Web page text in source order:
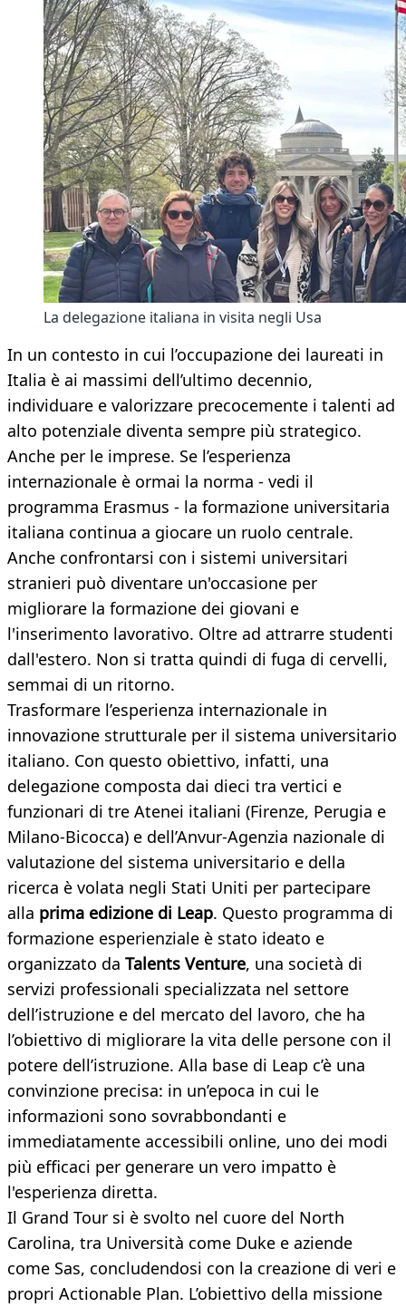
La delegazione italiana in visita negli Usa
In un contesto in cui l’occupazione dei laureati in
Italia è ai massimi dell’ultimo decennio,
individuare e valorizzare precocemente i talenti ad
alto potenziale diventa sempre più strategico.
Anche per le imprese. Se l’esperienza
internazionale è ormai la norma - vedi il
programma Erasmus - la formazione universitaria
italiana continua a giocare un ruolo centrale.
Anche confrontarsi con i sistemi universitari
stranieri può diventare un'occasione per
migliorare la formazione dei giovani e
l'inserimento lavorativo. Oltre ad attrarre studenti
dall'estero. Non si tratta quindi di fuga di cervelli,
semmai di un ritorno.
Trasformare l’esperienza internazionale in
innovazione strutturale per il sistema universitario
italiano. Con questo obiettivo, infatti, una
delegazione composta dai dieci tra vertici e
funzionari di tre Atenei italiani (Firenze, Perugia e
Milano-Bicocca) e dell’Anvur-Agenzia nazionale di
valutazione del sistema universitario e della
ricerca è volata negli Stati Uniti per partecipare
alla prima edizione di Leap. Questo programma di
formazione esperienziale è stato ideato e
organizzato da Talents Venture, una società di
servizi professionali specializzata nel settore
dell’istruzione e del mercato del lavoro, che ha
l’obiettivo di migliorare la vita delle persone con il
potere dell’istruzione. Alla base di Leap c’è una
convinzione precisa: in un’epoca in cui le
informazioni sono sovrabbondanti e
immediatamente accessibili online, uno dei modi
più efficaci per generare un vero impatto è
l'esperienza diretta.
Il Grand Tour si è svolto nel cuore del North
Carolina, tra Università come Duke e aziende
come Sas, concludendosi con la creazione di veri e
propri Actionable Plan. L’obiettivo della missione